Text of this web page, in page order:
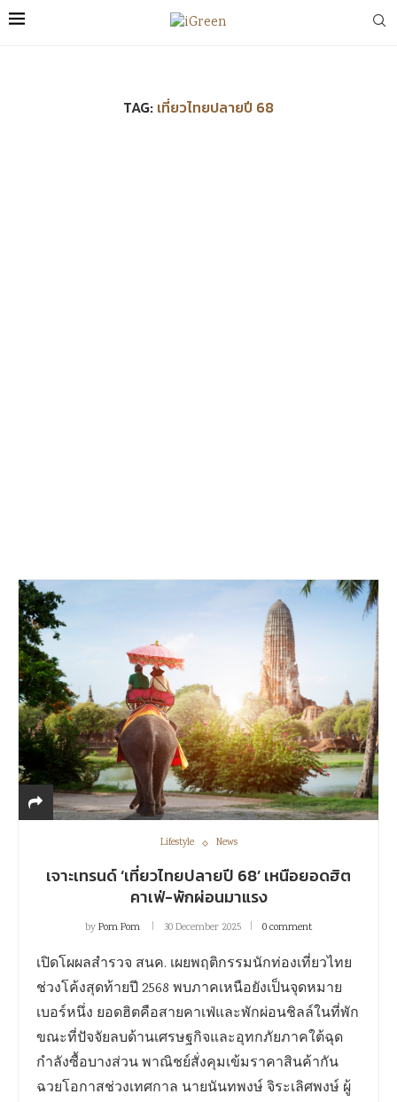
TAG: เที่ยวไทยปลายปี 68
Lifestyle News
เจาะเทรนด์ ‘เที่ยวไทยปลายปี 68’ เหนือยอดฮิต
คาเฟ่-พักผ่อนมาแรง
byPom Pom 30 December 2025 0 comment
เปิดโผผลสำรวจ สนค. เผยพฤติกรรมนักท่องเที่ยวไทย
ช่วงโค้งสุดท้ายปี 2568 พบภาคเหนือยังเป็นจุดหมาย
เบอร์หนึ่ง ยอดฮิตคือสายคาเฟ่และพักผ่อนชิลล์ในที่พัก
ขณะที่ปัจจัยลบด้านเศรษฐกิจและอุทกภัยภาคใต้ฉุด
กำลังซื้อบางส่วน พาณิชย์สั่งคุมเข้มราคาสินค้ากัน
ฉวยโอกาสช่วงเทศกาล นายนันทพงษ์ จิระเลิศพงษ์ ผู้